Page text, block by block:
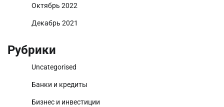
Октябрь 2022
Декабрь 2021
Рубрики
Uncategorised
Банки и кредиты
Бизнес и инвестиции